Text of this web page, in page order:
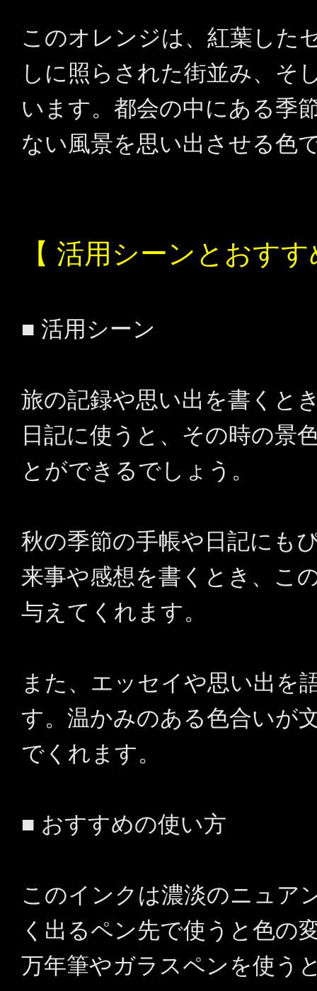
このオレンジは、紅葉した
しに照らされた街並み、そ
います。都会の中にある季
ない風景を思い出させる色
【 活用シーンとおす
■ 活用シーン
旅の記録や思い出を書くと
日記に使うと、その時の景
とができるでしょう。
秋の季節の手帳や日記にも
来事や感想を書くとき、こ
与えてくれます。
また、エッセイや思い出を
す。温かみのある色合いが
でくれます。
■ おすすめの使い方
このインクは濃淡のニュア
く出るペン先で使うと色の
万年筆やガラスペンを使う